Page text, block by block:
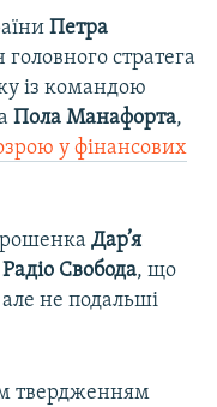
Петра
головного стратега
із командою
Пола Манафорта,
у фінансових
Дар’я
Радіо Свобода, що
але не подальші
твердженням